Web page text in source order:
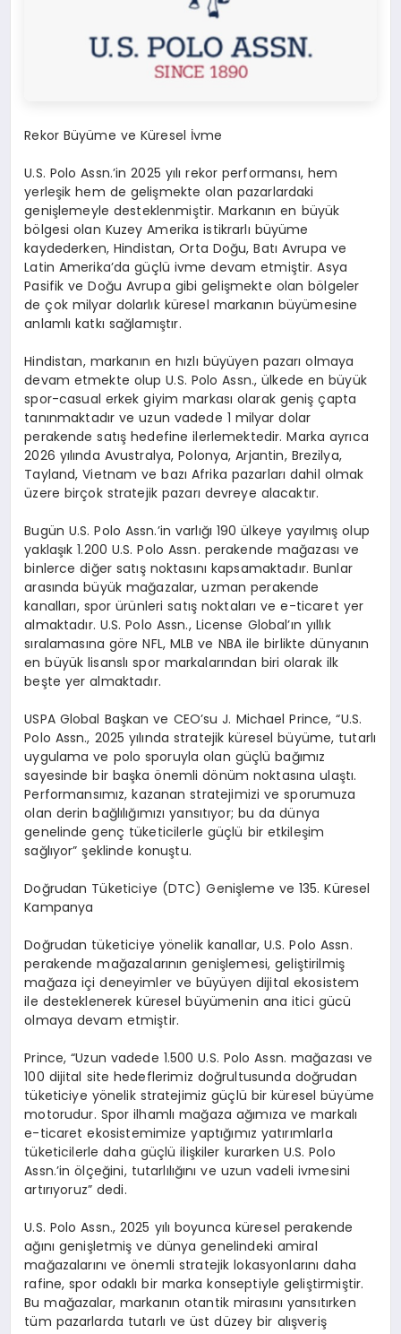
Rekor Büyüme ve Küresel İvme
U.S. Polo Assn.’in 2025 yılırekor performansı, hem
yerleşik hem de gelişmekte olan pazarlardaki
genişlemeyle desteklenmiştir. Markanın en büyük
bölgesi olan Kuzey Amerika istikrarlı büyüme
kaydederken, Hindistan, Orta Doğu, Batı Avrupa ve
Latin Amerika’da güçlü ivme devam etmiştir. Asya
Pasifik ve Doğu Avrupa gibi gelişmekte olan bölgeler
deçok milyar dolarlık küresel markanın büyümesine
anlamlıkatkı sağlamıştır.
Hindistan, markanın en hızlı büyüyen pazarıolmaya
devam etmekte olup U.S. Polo Assn.,ülkede en büyük
spor-casual erkek giyim markasıolarak geniş çapta
tanınmaktadır ve uzun vadede 1 milyar dolar
perakende satışhedefine ilerlemektedir. Marka ayrıca
2026 yılında Avustralya, Polonya, Arjantin, Brezilya,
Tayland, Vietnam ve bazı Afrika pazarlarıdahil olmak
üzere birçok stratejik pazarı devreye alacaktır.
Bugün U.S. Polo Assn.’in varlığı 190ülkeye yayılmışolup
yaklaşık 1.200 U.S. Polo Assn. perakende mağazası ve
binlerce diğer satış noktasını kapsamaktadır. Bunlar
arasında büyük mağazalar, uzman perakende
kanalları, sporürünleri satış noktalarıve e-ticaret yer
almaktadır. U.S. Polo Assn., License Global’ın yıllık
sıralamasına göre NFL, MLB ve NBA ile birlikte dünyanın
en büyük lisanslıspor markalarından biri olarak ilk
beşte yer almaktadır.
USPA Global Başkan ve CEO’su J. Michael Prince, “U.S.
Polo Assn., 2025 yılında stratejik küresel büyüme, tutarlı
uygulama ve polo sporuyla olan güçlübağımız
sayesinde bir başkaönemli dönüm noktasına ulaştı.
Performansımız, kazanan stratejimizi ve sporumuza
olan derin bağlılığımızıyansıtıyor; bu da dünya
genelinde genç tüketicilerle güçlü bir etkileşim
sağlıyor”şeklinde konuştu.
Doğrudan Tüketiciye (DTC) Genişleme ve 135. Küresel
Kampanya
Doğrudan tüketiciye yönelik kanallar, U.S. Polo Assn.
perakende mağazalarının genişlemesi, geliştirilmiş
mağaza içi deneyimler ve büyüyen dijital ekosistem
ile desteklenerek küresel büyümenin ana itici gücü
olmaya devam etmiştir.
Prince, “Uzun vadede 1.500 U.S. Polo Assn. mağazasıve
100 dijital site hedeflerimiz doğrultusunda doğrudan
tüketiciye yönelik stratejimiz güçlü bir küresel büyüme
motorudur. Spor ilhamlımağaza ağımıza ve markalı
e-ticaret ekosistemimize yaptığımız yatırımlarla
tüketicilerle daha güçlüilişkiler kurarken U.S. Polo
Assn.’inölçeğini, tutarlılığınıve uzun vadeli ivmesini
artırıyoruz” dedi.
U.S. Polo Assn., 2025 yılıboyunca küresel perakende
ağını genişletmişve dünya genelindeki amiral
mağazalarını veönemli stratejik lokasyonlarınıdaha
rafine, spor odaklıbir marka konseptiyle geliştirmiştir.
Bu mağazalar, markanın otantik mirasınıyansıtırken
tüm pazarlarda tutarlı veüst düzey bir alışveriş